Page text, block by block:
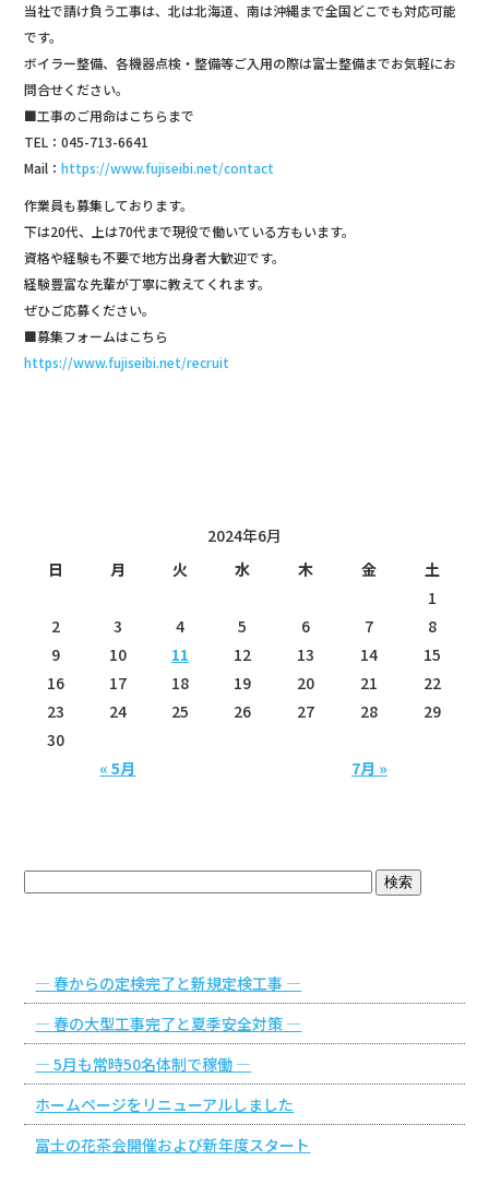
当社で請け負う工事は、北は北海道、南は沖縄まで全国どこでも対応可能
です。
ボイラー整備、各機器点検・整備等ご入用の際は富士整備までお気軽にお
問合せください。
■工事のご用命はこちらまで
TEL：045-713-6641
Mail：https://www.fujiseibi.net/contact
作業員も募集しております。
下は20代、上は70代まで現役で働いている方もいます。
資格や経験も不要で地方出身者大歓迎です。
経験豊富な先輩が丁寧に教えてくれます。
ぜひご応募ください。
■募集フォームはこちら
https://www.fujiseibi.net/recruit
2024年6月
日
月 火 水 木 金 土
« 5月 7月 »
1
2
3 4 5 6 7
8
9
10 11 12 13 14
15
16
17 18 19 20 21
22
23
24 25 26 27 28
29
30
― 春からの定検完了と新規定検工事 ―
― 春の大型工事完了と夏季安全対策 ―
― 5月も常時50名体制で稼働 ―
ホームページをリニューアルしました
富士の花茶会開催および新年度スタート